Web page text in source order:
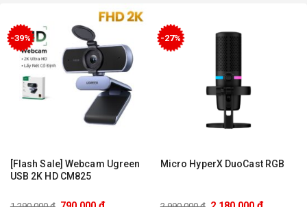
-39%
[Flash Sale] Webcam Ugreen
USB 2K HD CM825
-27%
Micro HyperX DuoCast RGB